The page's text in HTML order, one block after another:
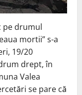
pe drumul
mortii” s-a
19/20
drept, în
Valea
se pare că